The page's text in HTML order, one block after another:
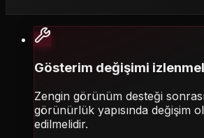
Gösterim değişimi
Zengin görünüm desteği
görünürlük yapısında değişim
edilmelidir.